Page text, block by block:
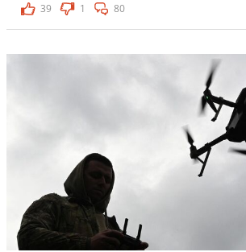
39
1 80